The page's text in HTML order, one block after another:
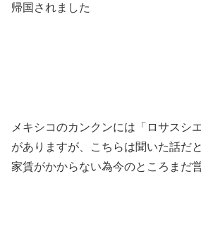
帰国されました
メキシコのカンクンには「ロサスシ
がありますが、こちらは聞いた話だ
家賃がかからない為今のところまだ